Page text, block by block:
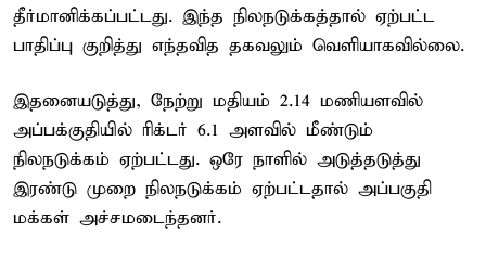
தீர்மானிக்கப்பட்டது. இந்த நிலநடுக்கத்தால் ஏற்பட்ட
பாதிப்பு குறித்து எந்தவித தகவலும் வெளியாகவில்லை.
இதனையடுத்து, நேற்று மதியம் 2.14 மணியளவில்
அப்பக்குதியில் ரிக்டர் 6.1 அளவில் மீண்டும்
நிலநடுக்கம் ஏற்பட்டது. ஒரே நாளில் அடுத்தடுத்து
இரண்டு முறை நிலநடுக்கம் ஏற்பட்டதால் அப்பகுதி
மக்கள் அச்சமடைந்தனர்.